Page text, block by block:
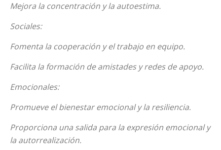
Mejora la concentración y la autoestima.
Sociales:
Fomenta la cooperación y el trabajo en equipo.
Facilita la formación de amistades y redes de apoyo.
Emocionales:
Promueve el bienestar emocional y la resiliencia.
Proporciona una salida para la expresión emocional y
la autorrealización.